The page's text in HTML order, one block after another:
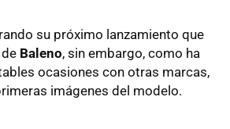
su próximo lanzamiento que
Baleno, sin embargo, como ha
ocasiones con otras marcas,
imágenes del modelo.